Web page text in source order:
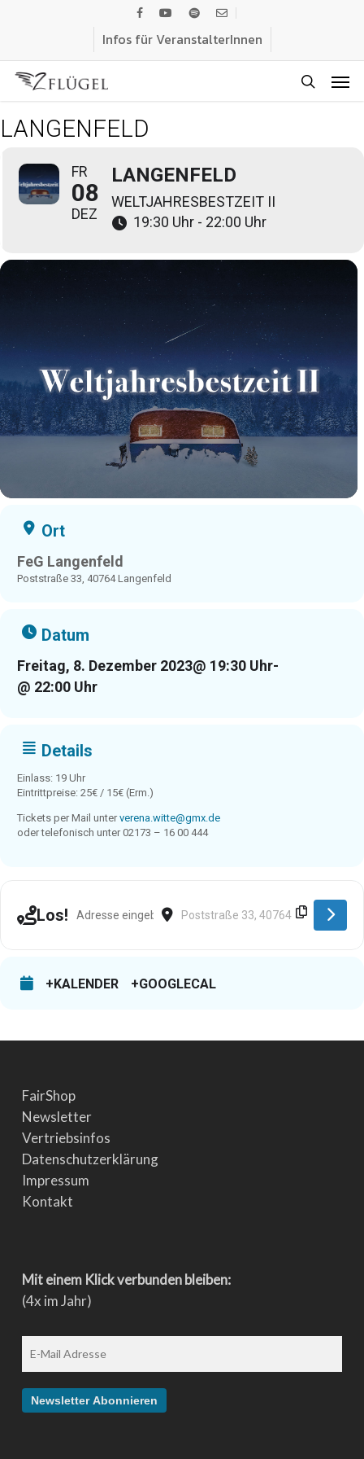
content
facebook
youtubespotifyemail
Infos für VeranstalterInnen
LANGENFELD
FR
08
DEZ
LANGENFELD
WELTJAHRESBESTZEIT II
19:30 Uhr - 22:00 Uhr
Ort
FeG Langenfeld
Poststraße 33, 40764 Langenfeld
Datum
Freitag, 8. Dezember 2023@ 19:30 Uhr-
@ 22:00 Uhr
Details
Einlass: 19 Uhr
Eintrittpreise: 25€ / 15€ (Erm.)
Tickets per Mail unterverena.witte@gmx.de
oder telefonisch unter 02173 – 16 00 444
Los! Address - Langenfeld [gVaflTlY1]Destination Address - Langenfeld
+KALENDER +GOOGLECAL
FairShop
Newsletter
Vertriebsinfos
Datenschutzerklärung
Impressum
Kontakt
Mit einem Klick verbunden bleiben:
(4x im Jahr)